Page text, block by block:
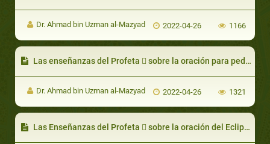
Dr. Ahmad bin Uzman al-Mazyad 2022-04-26 1166
Las enseñanzas del Profeta  sobre la oración para pedir lluvias
Dr. Ahmad bin Uzman al-Mazyad 2022-04-26 1321
Las Enseñanzas del Profeta  sobre la oración del Eclipse